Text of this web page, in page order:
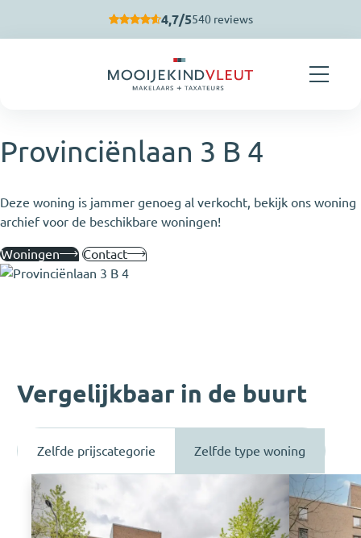
4,7/5540 reviews
Provinciënlaan 3 B 4
Deze woning is jammer genoeg al verkocht, bekijk ons woning
archief voor de beschikbare woningen!
Woningen Contact
Vergelijkbaar in de buurt
Zelfde prijscategorie Zelfde type woning